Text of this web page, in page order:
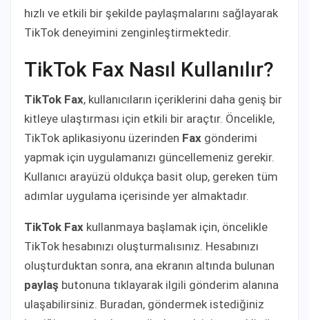
hızlı ve etkili bir şekilde paylaşmalarını sağlayarak
TikTok deneyimini zenginleştirmektedir.
TikTok Fax Nasıl Kullanılır?
TikTok Fax, kullanıcıların içeriklerini daha geniş bir
kitleye ulaştırması için etkili bir araçtır. Öncelikle,
TikTok aplikasiyonu üzerinden Fax gönderimi
yapmak için uygulamanızı güncellemeniz gerekir.
Kullanıcı arayüzü oldukça basit olup, gereken tüm
adımlar uygulama içerisinde yer almaktadır.
TikTok Fax kullanmaya başlamak için, öncelikle
TikTok hesabınızı oluşturmalısınız. Hesabınızı
oluşturduktan sonra, ana ekranın altında bulunan
paylaş butonuna tıklayarak ilgili gönderim alanına
ulaşabilirsiniz. Buradan, göndermek istediğiniz